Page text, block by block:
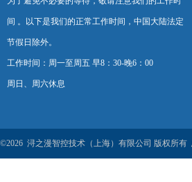
间 。以下是我们的正常工作时间，中国大陆法定
节假日除外。
工作时间：周一至周五 早8：30-晚6：00
周日、周六休息
©2026 浔之漫智控技术（上海）有限公司 版权所有